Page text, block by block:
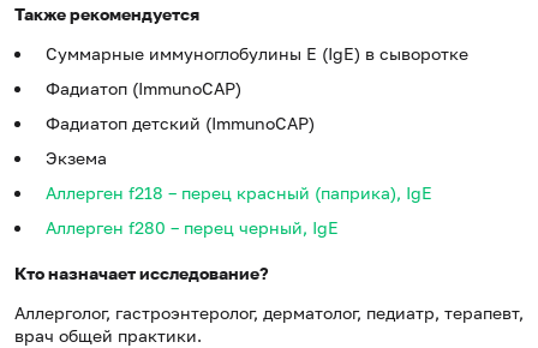
Также рекомендуется
Суммарные иммуноглобулины E (IgE) в сыворотке
Фадиатоп (ImmunoCAP)
Фадиатоп детский (ImmunoCAP)
Экзема
Аллерген f218 – перец красный (паприка), IgE
Аллерген f280 – перец черный, IgE
Кто назначает исследование?
Аллерголог, гастроэнтеролог, дерматолог, педиатр, терапевт,
врач общей практики.